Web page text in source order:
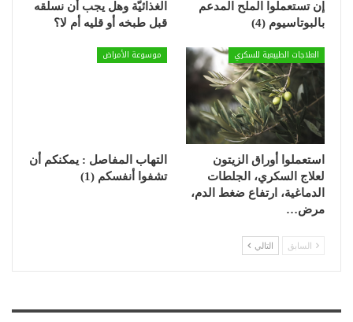
إن تستعملوا الملح المدعم
بالبوتاسيوم (4)
الغذائيّة وهل يجب أن نسلقه
قبل طبخه أو قليه أم لا؟
العلاجات الطبيعية للسكري
استعملوا أوراق الزيتون
لعلاج السكري، الجلطات
الدماغية، ارتفاع ضغط الدم،
مرض…
موسوعة الأمراض
التهاب المفاصل : يمكنكم أن
تشفوا أنفسكم (1)
السابق التالي